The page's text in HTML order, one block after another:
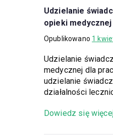
Udzielanie
opieki medycznej
Opublikowano 1
Udzielanie
medycznej dla
udzielanie
działalności
Dowiedz się